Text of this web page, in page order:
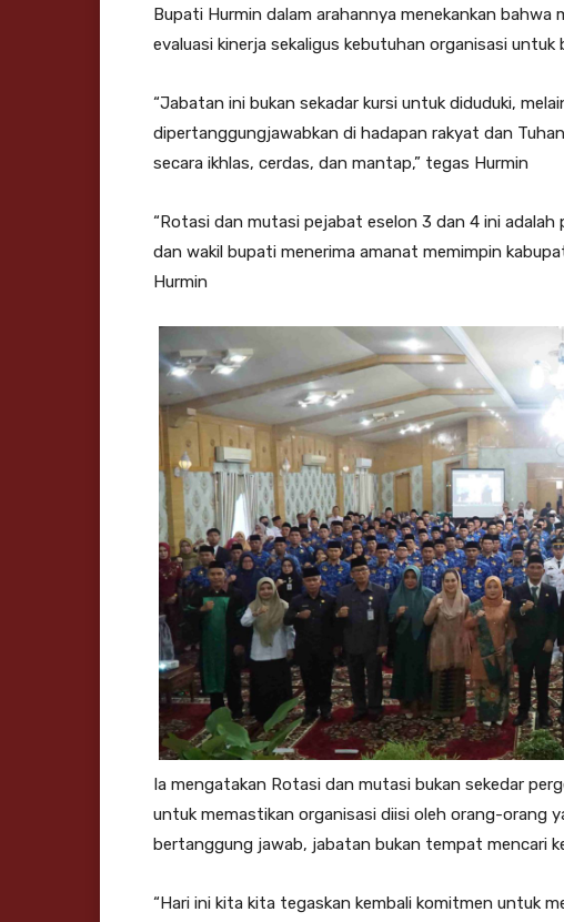
Bupati Hurmin dalam arahannya menekankan
evaluasi kinerja sekaligus kebutuhan organisasi untuk
“Jabatan ini bukan sekadar kursi untuk diduduki,
dipertanggungjawabkan di hadapan rakyat dan
secara ikhlas, cerdas, dan mantap,” tegas Hurmin
“Rotasi dan mutasi pejabat eselon 3 dan 4 ini
dan wakil bupati menerima amanat memimpin
Hurmin
Ia mengatakan Rotasi dan mutasi bukan sekedar
untuk memastikan organisasi diisi oleh orang-orang
bertanggung jawab, jabatan bukan tempat mencari
“Hari ini kita kita tegaskan kembali komitmen untuk